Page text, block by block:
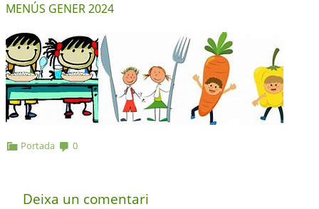
MENÚS GENER 2024
Portada 0
Deixa un comentari